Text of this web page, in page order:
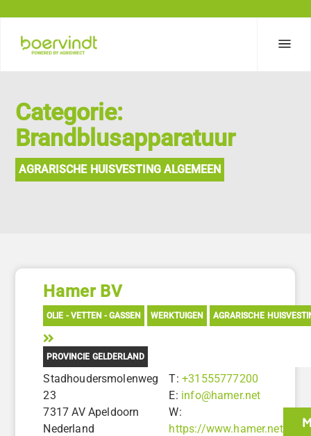
Categorie:
Brandblusapparatuur
AGRARISCHE HUISVESTING ALGEMEEN
Hamer BV
OLIE - VETTEN - GASSEN WERKTUIGEN AGRARISCHE
PROVINCIE GELDERLAND
Stadhoudersmolenweg
23
7317 AV Apeldoorn
Nederland
T:+31555777200
E: info@hamer.net
W:
https://www.hamer.net